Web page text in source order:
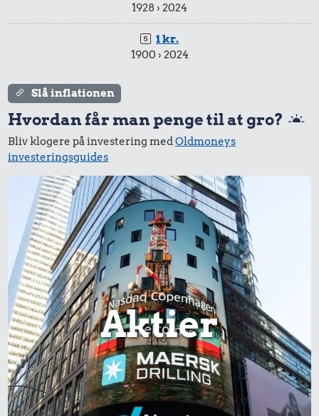
1928 › 2024
1 kr.
1900 › 2024
Slå inflationen
Hvordan får man penge til at gro?
Bliv klogere på investering medOldmoneys
investeringsguides
Aktier